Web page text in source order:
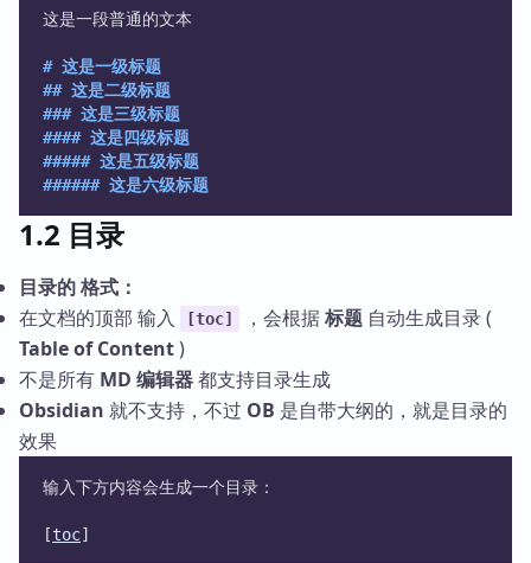
这是一段普通的文本
# 这是一级标题
## 这是二级标题
### 这是三级标题
#### 这是四级标题
##### 这是五级标题
###### 这是六级标题
1.2 目录
目录的 格式：
在文档的顶部 输入
[toc] ，会根据标题自动生成目录 (
Table of Content)
不是所有 MD 编辑器都支持目录生成
Obsidian 就不支持，不过 OB 是自带大纲的，就是目录的
效果
输入下方内容会生成一个目录：
[toc]